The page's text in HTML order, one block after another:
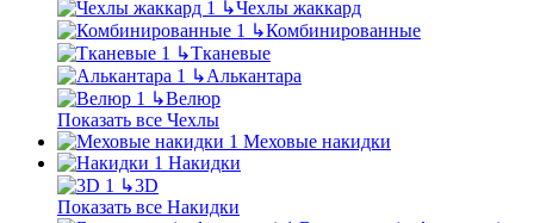
↳Чехлы жаккард
↳Комбинированные
↳Тканевые
↳Алькантара
↳Велюр
Показать все Чехлы
Меховые накидки
Накидки
↳3D
Показать все Накидки